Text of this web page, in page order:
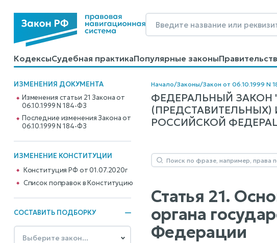
КодексыСудебная практикаПопулярные законы
КалькуляторыСправочные материалыОбразцы договоров
ИЗМЕНЕНИЯ ДОКУМЕНТА
Изменения статьи 21 Закона от
06.10.1999 N 184-ФЗ
Последние изменения Закона от
06.10.1999 N 184-ФЗ
ИЗМЕНЕНИЕ КОНСТИТУЦИИ
Конституция РФ от 01.07.2020г
Cписок поправок в Конституцию
СОСТАВИТЬ ПОДБОРКУ
Начало/Законы/Закон от 06.10.1999 N
ФЕДЕРАЛЬНЫЙ
РОССИЙСКОЙ
Статья 21.
органа
Федерации